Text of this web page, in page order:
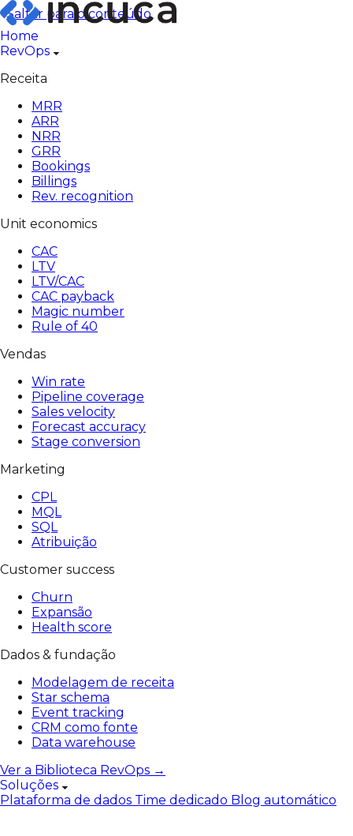
Pular
para
o
conteúdo
Saltar para o conteúdo
Home
RevOps
Receita
MRR
ARR
NRR
GRR
Bookings
Billings
Rev. recognition
Unit economics
CAC
LTV
LTV/CAC
CAC payback
Magic number
Rule of 40
Vendas
Win rate
Pipeline coverage
Sales velocity
Forecast accuracy
Stage conversion
Marketing
CPL
MQL
SQL
Atribuição
Customer success
Churn
Expansão
Health score
Dados & fundação
Modelagem de receita
Star schema
Event tracking
CRM como fonte
Data warehouse
Ver a Biblioteca RevOps →
Soluções
Plataforma de dados Time dedicado Blog automático